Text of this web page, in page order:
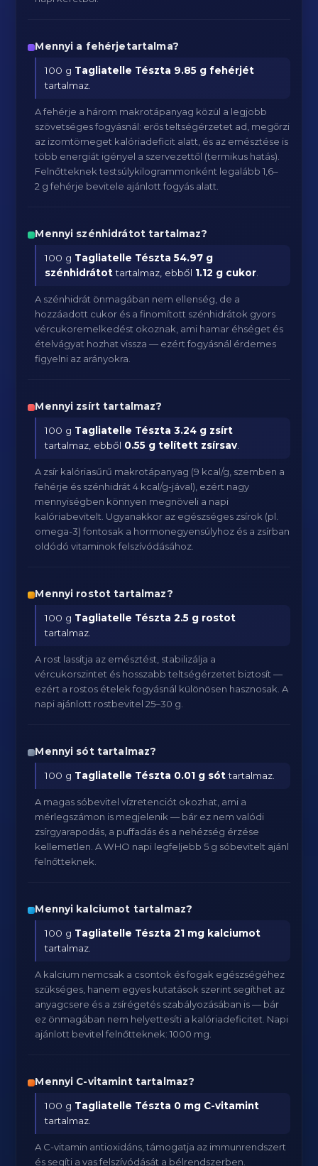
Mennyi a fehérjetartalma?
100 g Tagliatelle Tészta 9.85 g fehérjét
tartalmaz.
A fehérje a három makrotápanyag közül a legjobb
szövetséges fogyásnál: erős teltségérzetet ad, megőrzi
az izomtömeget kalóriadeficit alatt, és az emésztése is
több energiát igényel a szervezettől (termikus hatás).
Felnőtteknek testsúlykilogrammonként legalább 1,6–
2 g fehérje bevitele ajánlott fogyás alatt.
Mennyi szénhidrátot tartalmaz?
100 g Tagliatelle Tészta 54.97 g
szénhidrátottartalmaz, ebből 1.12 g cukor
A szénhidrát önmagában nem ellenség, de a
hozzáadott cukor és a finomított szénhidrátok gyors
vércukoremelkedést okoznak, ami hamar éhséget és
ételvágyat hozhat vissza — ezért fogyásnál érdemes
figyelni az arányokra.
Mennyi zsírt tartalmaz?
100 g Tagliatelle Tészta 3.24 g zsírt
tartalmaz, ebből 0.55 g telített zsírsav
A zsír kalóriasűrű makrotápanyag (9 kcal/g, szemben a
fehérje és szénhidrát 4 kcal/g-jával), ezért nagy
mennyiségben könnyen megnöveli a napi
kalóriabevitelt. Ugyanakkor az egészséges zsírok (pl.
omega-3) fontosak a hormonegyensúlyhoz és a zsírban
oldódó vitaminok felszívódásához.
Mennyi rostot tartalmaz?
100 g Tagliatelle Tészta 2.5 g rostot
tartalmaz.
A rost lassítja az emésztést, stabilizálja a
vércukorszintet és hosszabb teltségérzetet biztosít —
ezért a rostos ételek fogyásnál különösen hasznosak. A
napi ajánlott rostbevitel 25–30 g.
Mennyi sót tartalmaz?
100 g Tagliatelle Tészta 0.01 g sóttartalmaz.
A magas sóbevitel vízretenciót okozhat, ami a
mérlegszámon is megjelenik — bár ez nem valódi
zsírgyarapodás, a puffadás és a nehézség érzése
kellemetlen. A WHO napi legfeljebb 5 g sóbevitelt ajánl
felnőtteknek.
Mennyi kalciumot tartalmaz?
100 g Tagliatelle Tészta 21 mg kalciumot
tartalmaz.
A kalcium nemcsak a csontok és fogak egészségéhez
szükséges, hanem egyes kutatások szerint segíthet az
anyagcsere és a zsírégetés szabályozásában is — bár
ez önmagában nem helyettesíti a kalóriadeficitet. Napi
ajánlott bevitel felnőtteknek: 1000 mg.
Mennyi C-vitamint tartalmaz?
100 g Tagliatelle Tészta 0 mg C-vitamint
tartalmaz.
A C-vitamin antioxidáns, támogatja az immunrendszert
és segíti a vas felszívódását a bélrendszerben.